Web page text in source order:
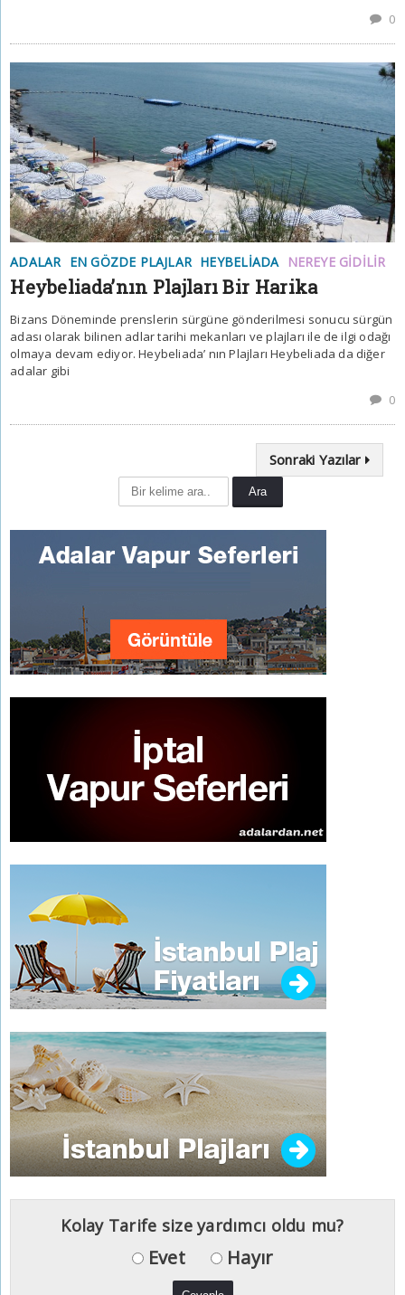
0
ADALAR EN GÖZDE PLAJLAR HEYBELIADA NEREYE GIDILIR
Heybeliada’nın Plajları Bir Harika
Bizans Döneminde prenslerin sürgüne gönderilmesi sonucu sürgün
adası olarak bilinen adlar tarihi mekanları ve plajları ile de ilgi odağı
olmaya devam ediyor. Heybeliada’ nın Plajları Heybeliada da diğer
adalar gibi
0
Sonraki Yazılar
Kolay Tarife size yardımcı oldu mu?
Evet Hayır